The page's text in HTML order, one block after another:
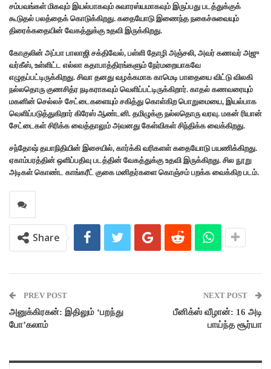
சம்பவங்கள் மிகவும் இயல்பாகவும் சுவாரஸ்யமாகவும் இருப்பது படத்துக்குக்
கூடுதல் பலத்தைக் கொடுக்கிறது. கதையோடு இணைந்த நகைச்சுவையும்
திரைக்கதையின் வேகத்துக்கு உதவி இருக்கிறது.
கோகுலின் அப்பா பாலாஜி சக்திவேல், பள்ளி தோழி அஞ்சலி, அவர் கணவர் அஜு
வர்கீஸ், உள்ளிட்ட எல்லா கதாபாத்திரங்களும் நேர்மறையாகவே
எழுதப்பட்டிருக்கிறது. சிவா தனது வழக்கமாக காமெடி பாதையை விட்டு விலகி
நல்லதொரு குணசித்ர நடிகராகவும் வெளிப்பட்டிருக்கிறார். காதல் கணவரையும்
மகனின் செல்லச் சேட்டைகளையும் சகித்து கொள்கிற பொறுமையை, இயல்பாக
வெளிப்படுத்துகிறார் கிரேஸ் ஆண்டனி. தமிழுக்கு நல்லதொரு வரவு. மகன் ரியான்
சேட்டைகள் சிரிக்க வைத்தாலும் அவனது கேள்விகள் சிந்திக்க வைக்கிறது.
சந்தோஷ் தயாநிதியின் இசையில், கார்க்கி வரிகளள் கதையோடு பயணிக்கிறது.
ஏகாம்பரத்தின் ஒளிப்பதிவு படத்தின் வேகத்துக்கு உதவி இருக்கிறது. சில நூறு
அடிகள் கொண்ட காங்கரீட் குகை மனிதர்களை கொஞ்சம் பறக்க வைக்கிற படம்.
Share
PREV POST
அனுக்கிரகன்: இதிலும் ‘பறந்து
போ’கலாம்
NEXT POST
பீனிக்ஸ் வீழான்: 16 அடி
பாய்ந்த சூர்யா